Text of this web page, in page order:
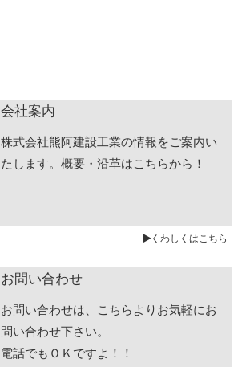
会社案内
株式会社熊阿建設工業の情報をご案内い
たします。概要・沿革はこちらから！
くわしくはこちら
お問い合わせ
お問い合わせは、こちらよりお気軽にお
問い合わせ下さい。
電話でもＯＫですよ！！